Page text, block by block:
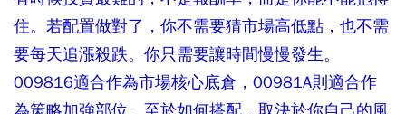
住。若配置做對了，你不需要猜市場高低點，也不需
要每天追漲殺跌。你只需要讓時間慢慢發生。
009816適合作為市場核心底倉，00981A則適合作
為策略加強部位。至於如何搭配，取決於你自己的風